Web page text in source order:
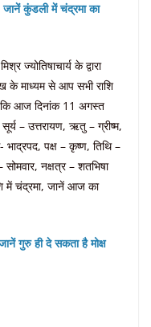
जानें कुंडली में चंद्रमा का
ज्योतिषाचार्य के द्वारा
के माध्यम से आप सभी राशि
आज दिनांक 11 अगस्त
– उत्तरायण, ऋतु – ग्रीष्म,
पक्ष – कृष्ण, तिथि –
नक्षत्र – शतभिषा
में चंद्रमा, जानें आज का
गुरु ही दे सकता है मोक्ष